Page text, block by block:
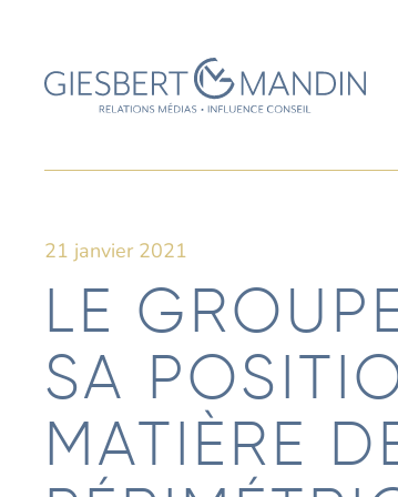
21 janvier 2021
LE
SA
MATIÈRE